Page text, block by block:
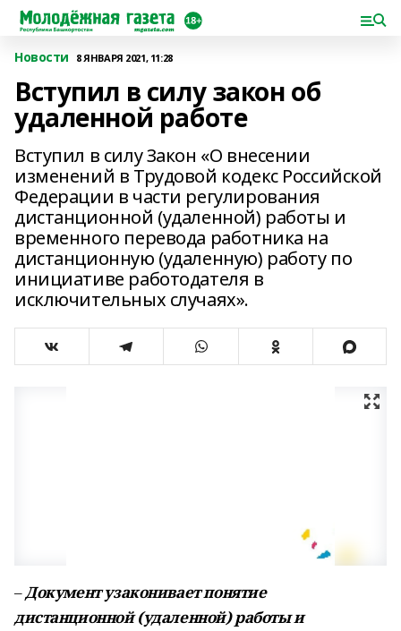
Новости 8 ЯНВАРЯ 2021, 11:28
Вступил в силу закон об
удаленной работе
Вступил в силу Закон «О внесении
изменений в Трудовой кодекс Российской
Федерации в части регулирования
дистанционной (удаленной) работы и
временного перевода работника на
дистанционную (удаленную) работу по
инициативе работодателя в
исключительных случаях».
–Документ узаконивает понятие
дистанционной (удаленной) работы и